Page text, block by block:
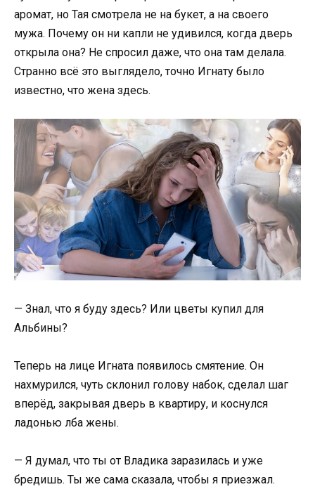
аромат, но Тая смотрела не на букет, а на своего
мужа. Почему он ни капли не удивился, когда дверь
открыла она? Не спросил даже, что она там делала.
Странно всё это выглядело, точно Игнату было
известно, что жена здесь.
— Знал, что я буду здесь? Или цветы купил для
Альбины?
Теперь на лице Игната появилось смятение. Он
нахмурился, чуть склонил голову набок, сделал шаг
вперёд, закрывая дверь в квартиру, и коснулся
ладонью лба жены.
— Я думал, что ты от Владика заразилась и уже
бредишь. Ты же сама сказала, чтобы я приезжал.